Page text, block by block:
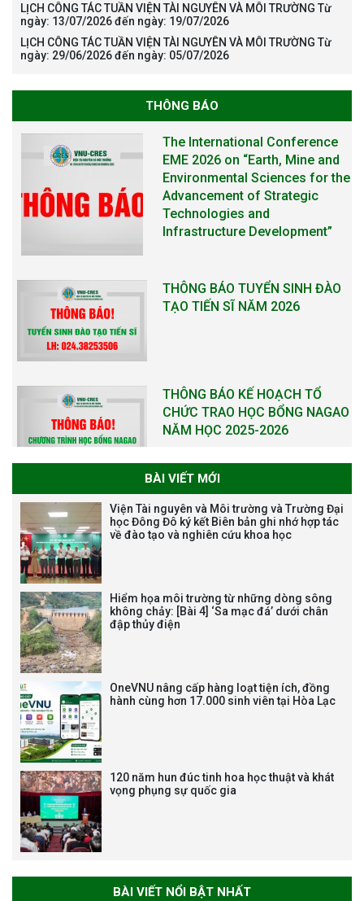
LỊCH CÔNG TÁC TUẦN VIỆN TÀI NGUYÊN VÀ MÔI TRƯỜNG Từ
ngày: 13/07/2026 đến ngày: 19/07/2026
LỊCH CÔNG TÁC TUẦN VIỆN TÀI NGUYÊN VÀ MÔI TRƯỜNG Từ
ngày: 29/06/2026 đến ngày: 05/07/2026
THÔNG BÁO
The International Conference
EME 2026 on “Earth, Mine and
Environmental Sciences for the
Advancement of Strategic
Infrastructure Development”
THÔNG BÁO TUYỂN SINH ĐÀO
TẠO TIẾN SĨ NĂM 2026
NĂM HỌC 2025-2026
VIỆN (1985-2025) VÀ ĐÓN
NHẬN HUÂN CHƯƠNG LAO
ĐỘNG HẠNG BA
Tạm dừng công tác tuyển dụng
viên chức, người lao động các
vị trí việc làm chức danh nghề
Bảo vệ luận án tiến sĩ của NCS
BÀI VIẾT MỚI
Viện Tài nguyên và Môi trường và Trường Đại
học Đông Đô ký kết Biên bản ghi nhớ hợp tác
về đào tạo và nghiên cứu khoa học
Hiểm họa môi trường từ những dòng sông
không chảy: [Bài 4] ‘Sa mạc đá’ dưới chân
đập thủy điện
OneVNU nâng cấp hàng loạt tiện ích, đồng
hành cùng hơn 17.000 sinh viên tại Hòa Lạc
120 năm hun đúc tinh hoa học thuật và khát
vọng phụng sự quốc gia
BÀI VIẾT NỔI BẬT NHẤT